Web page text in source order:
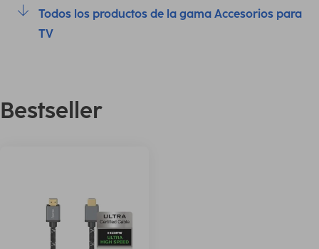
Todos los productos de la gama Accesorios para
TV
Bestseller